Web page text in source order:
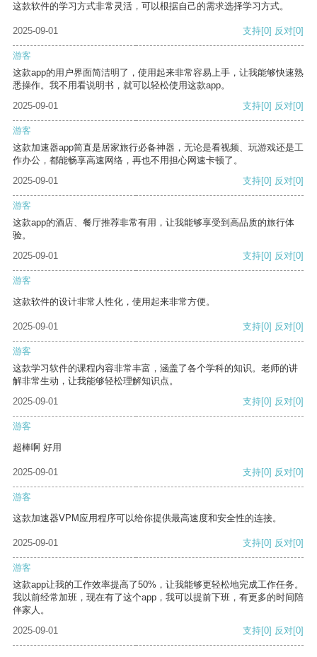
这款软件的学习方式非常灵活，可以根据自己的需求选择学习方式。
2025-09-01 支持[0] 反对[0]
游客
这款app的用户界面简洁明了，使用起来非常容易上手，让我能够快速熟
悉操作。我不用看说明书，就可以轻松使用这款app。
2025-09-01
支持[0] 反对[0]
游客
这款加速器app简直是居家旅行必备神器，无论是看视频、玩游戏还是工
作办公，都能畅享高速网络，再也不用担心网速卡顿了。
2025-09-01
支持[0] 反对[0]
游客
这款app的酒店、餐厅推荐非常有用，让我能够享受到高品质的旅行体
验。
2025-09-01
支持[0] 反对[0]
游客
这款软件的设计非常人性化，使用起来非常方便。
2025-09-01 支持[0] 反对[0]
游客
这款学习软件的课程内容非常丰富，涵盖了各个学科的知识。老师的讲
解非常生动，让我能够轻松理解知识点。
2025-09-01
支持[0] 反对[0]
游客
超棒啊 好用
2025-09-01 支持[0] 反对[0]
游客
这款加速器VPM应用程序可以给你提供最高速度和安全性的连接。
2025-09-01 支持[0] 反对[0]
游客
这款app让我的工作效率提高了50%，让我能够更轻松地完成工作任务。
我以前经常加班，现在有了这个app，我可以提前下班，有更多的时间陪
伴家人。
2025-09-01
支持[0] 反对[0]